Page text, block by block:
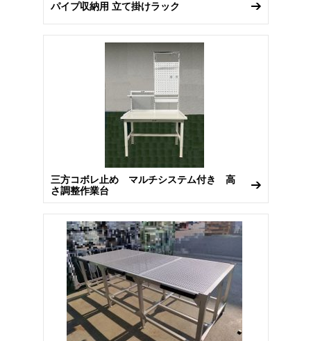
パイプ収納用 立て掛けラック
三方コボレ止め マルチシステム付き 高
さ調整作業台